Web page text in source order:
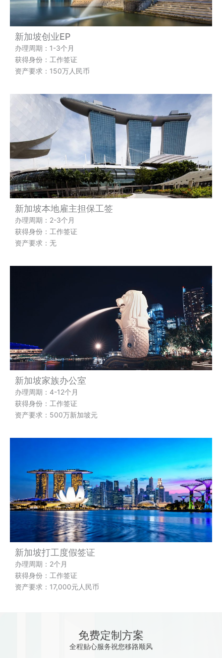
新加坡创业EP
办理周期：1-3个月
获得身份：工作签证
资产要求：150万人民币
新加坡本地雇主担保工签
办理周期：2-3个月
获得身份：工作签证
资产要求：无
新加坡家族办公室
办理周期：4-12个月
获得身份：工作签证
资产要求：500万新加坡元
新加坡打工度假签证
办理周期：2个月
获得身份：工作签证
资产要求：17,000元人民币
免费定制方案
全程贴心服务祝您移路顺风